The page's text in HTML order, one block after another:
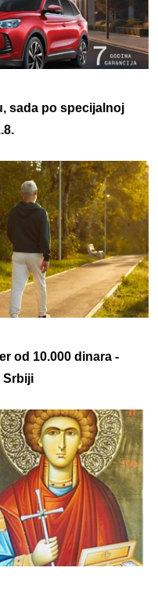
sada po specijalnoj
od 10.000 dinara -
Srbiji